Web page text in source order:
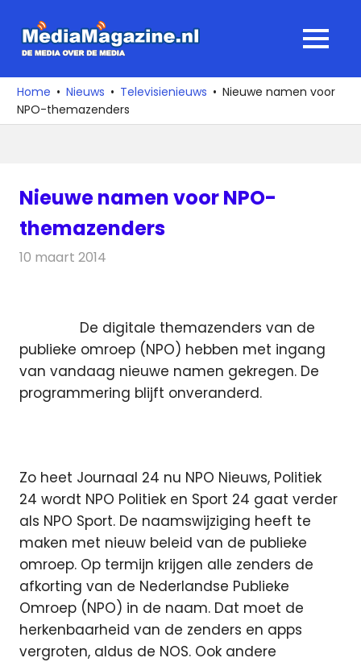
naar
media
over
de
MENU
Home Nieuws Televisienieuws
Nieuwe namen voor
NPO-themazenders
Nieuwe namen voor NPO-
themazenders
10 maart 2014
De digitale themazenders van de
publieke omroep (NPO) hebben met ingang
van vandaag nieuwe namen gekregen. De
programmering blijft onveranderd.
Zo heet Journaal 24 nu NPO Nieuws, Politiek
24 wordt NPO Politiek en Sport 24 gaat verder
als NPO Sport. De naamswijziging heeft te
maken met nieuw beleid van de publieke
omroep. Op termijn krijgen alle zenders de
afkorting van de Nederlandse Publieke
Omroep (NPO) in de naam. Dat moet de
herkenbaarheid van de zenders en apps
vergroten, aldus de NOS. Ook andere